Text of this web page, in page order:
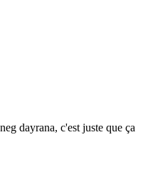
dayrana, c'est juste que ça